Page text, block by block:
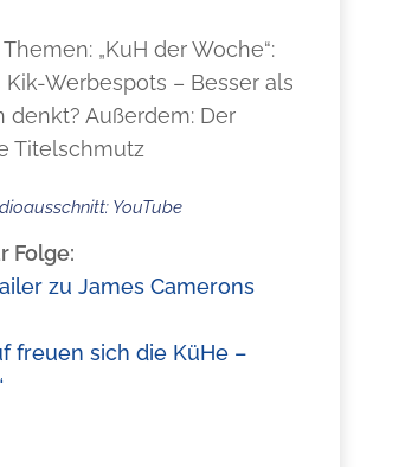
„KuH der Woche“:
Kik-Werbespots – Besser als
denkt? Außerdem: Der
Titelschmutz
YouTube
Folge:
zu James Camerons
freuen sich die KüHe –